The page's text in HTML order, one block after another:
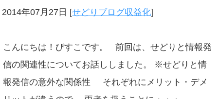
2014年07月27日 [せどりブログ収益化]
こんにちは！びすこです。 前回は、せどりと情報発
信の関連性についてお話ししました。 ※せどりと情
報発信の意外な関係性 それぞれにメリット・デメ